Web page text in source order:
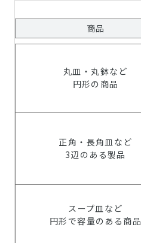
商品
丸皿・丸鉢など
円形の商品
正角・長角皿など
3辺のある製品
スープ皿など
円形で容量のある商品